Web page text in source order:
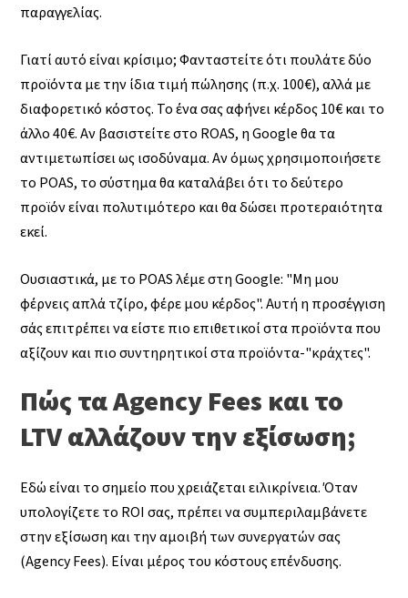
παραγγελίας.
Γιατί αυτό είναι κρίσιμο; Φανταστείτε ότι πουλάτε δύο
προϊόντα με την ίδια τιμή πώλησης (π.χ. 100€), αλλά με
διαφορετικό κόστος. Το ένα σας αφήνει κέρδος 10€ και το
άλλο 40€. Αν βασιστείτε στο ROAS, η Google θα τα
αντιμετωπίσει ως ισοδύναμα. Αν όμως χρησιμοποιήσετε
το POAS, το σύστημα θα καταλάβει ότι το δεύτερο
προϊόν είναι πολυτιμότερο και θα δώσει προτεραιότητα
εκεί.
Ουσιαστικά, με το POAS λέμε στη Google: "Μη μου
φέρνεις απλά τζίρο, φέρε μου κέρδος". Αυτή η προσέγγιση
σάς επιτρέπει να είστε πιο επιθετικοί στα προϊόντα που
αξίζουν και πιο συντηρητικοί στα προϊόντα-"κράχτες".
Πώς τα Agency Fees και το
LTV αλλάζουν την εξίσωση;
Εδώ είναι το σημείο που χρειάζεται ειλικρίνεια. Όταν
υπολογίζετε το ROI σας, πρέπει να συμπεριλαμβάνετε
στην εξίσωση και την αμοιβή των συνεργατών σας
(Agency Fees). Είναι μέρος του κόστους επένδυσης.